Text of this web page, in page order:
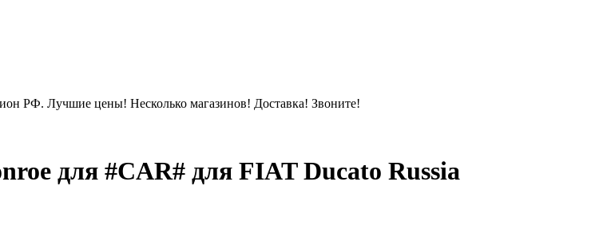
РФ. Лучшие цены! Несколько магазинов! Доставка! Звоните!
для #CAR# для FIAT Ducato Russia